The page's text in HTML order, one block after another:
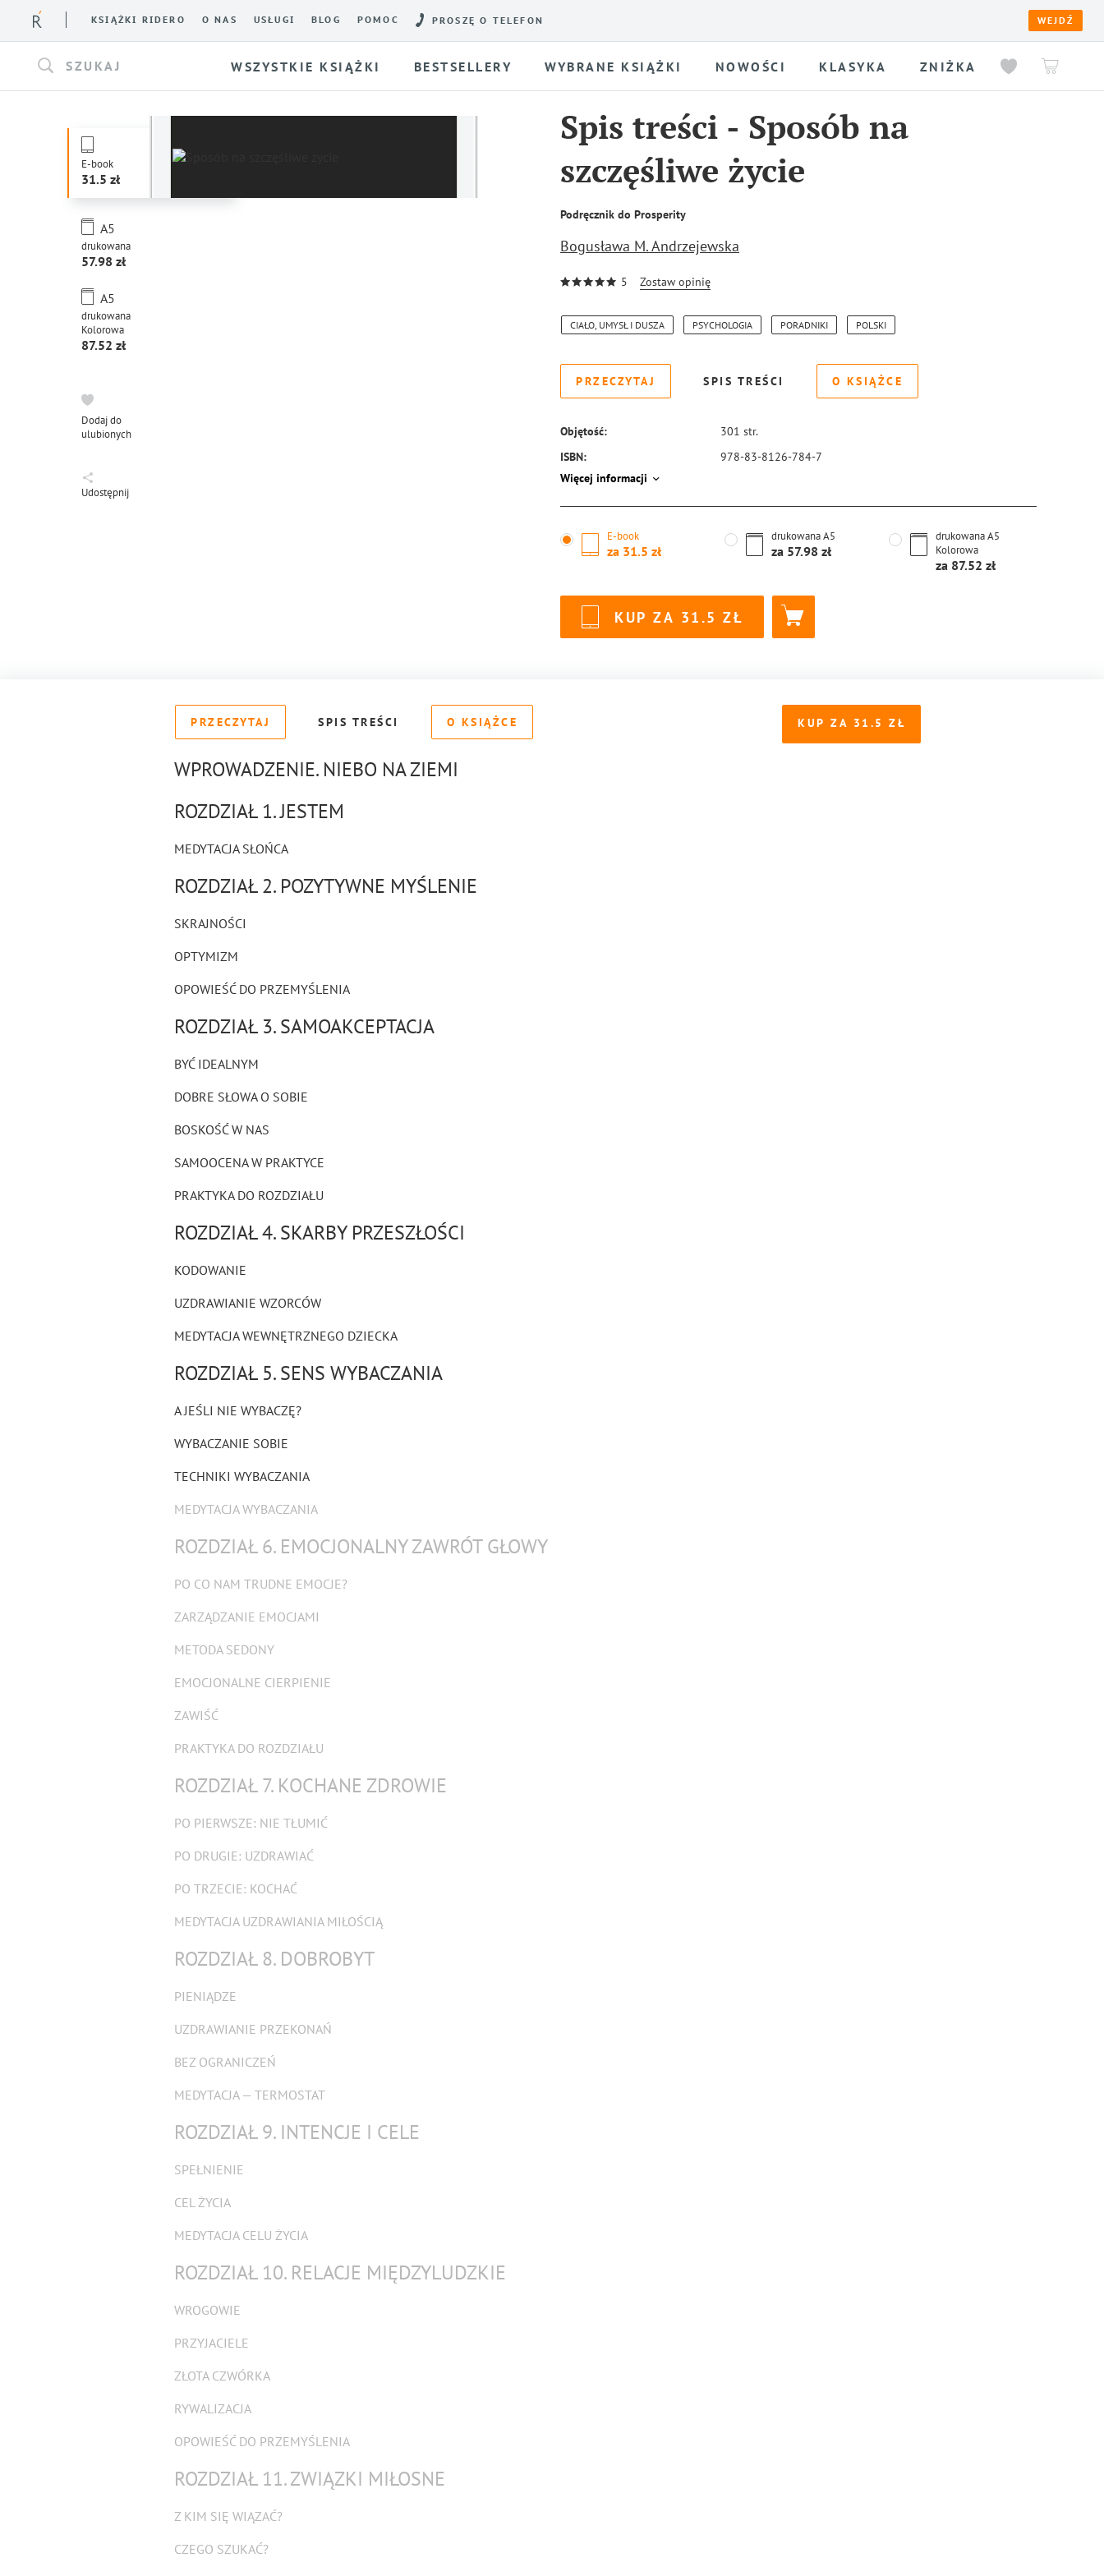
KSIĄŻKI RIDERO O NAS USŁUGI BLOG POMOC PROSZĘ O TELEFON WEJDŹ
SZUKAJ WSZYSTKIE KSIĄŻKI BESTSELLERY WYBRANE KSIĄŻKI NOWOŚCI KLASYKA ZNIŻKA
E-book
31.5
drukowana
A5
57.98
drukowana
A5
Kolorowa
87.52
Dodaj do
ulubionych
Udostępnij
Spis treści - Sposób na
szczęśliwe życie
Podręcznik do Prosperity
Bogusława M. Andrzejewska
5 Zostaw opinię
CIAŁO, UMYSŁ I DUSZA PSYCHOLOGIA PORADNIKI POLSKI
PRZECZYTAJ SPIS TREŚCI O KSIĄŻCE
Objętość: 301 str.
ISBN:
978-83-8126-784-7
Więcej informacji
E-book
za 31.5
drukowanaA5
za 57.98
drukowanaA5
Kolorowa
za 87.52
KUP ZA 31.5
KUP ZA 31.5
PRZECZYTAJ SPIS TREŚCI O KSIĄŻCE
WPROWADZENIE. NIEBO NA ZIEMI
ROZDZIAŁ 1. JESTEM
MEDYTACJA SŁOŃCA
ROZDZIAŁ 2. POZYTYWNE MYŚLENIE
SKRAJNOŚCI
OPTYMIZM
OPOWIEŚĆ DO PRZEMYŚLENIA
ROZDZIAŁ 3. SAMOAKCEPTACJA
BYĆ IDEALNYM
DOBRE SŁOWA O SOBIE
BOSKOŚĆ W NAS
SAMOOCENA W PRAKTYCE
PRAKTYKA DO ROZDZIAŁU
ROZDZIAŁ 4. SKARBY PRZESZŁOŚCI
KODOWANIE
UZDRAWIANIE WZORCÓW
MEDYTACJA WEWNĘTRZNEGO DZIECKA
ROZDZIAŁ 5. SENS WYBACZANIA
A JEŚLI NIE WYBACZĘ?
WYBACZANIE SOBIE
TECHNIKI WYBACZANIA
MEDYTACJA WYBACZANIA
ROZDZIAŁ 6. EMOCJONALNY ZAWRÓT GŁOWY
PO CO NAM TRUDNE EMOCJE?
ZARZĄDZANIE EMOCJAMI
METODA SEDONY
EMOCJONALNE CIERPIENIE
ZAWIŚĆ
PRAKTYKA DO ROZDZIAŁU
ROZDZIAŁ 7. KOCHANE ZDROWIE
PO PIERWSZE: NIE TŁUMIĆ
PO DRUGIE: UZDRAWIAĆ
PO TRZECIE: KOCHAĆ
MEDYTACJA UZDRAWIANIA MIŁOŚCIĄ
ROZDZIAŁ 8. DOBROBYT
PIENIĄDZE
UZDRAWIANIE PRZEKONAŃ
BEZ OGRANICZEŃ
MEDYTACJA — TERMOSTAT
ROZDZIAŁ 9. INTENCJE I CELE
SPEŁNIENIE
CEL ŻYCIA
MEDYTACJA CELU ŻYCIA
ROZDZIAŁ 10. RELACJE MIĘDZYLUDZKIE
WROGOWIE
PRZYJACIELE
ZŁOTA CZWÓRKA
RYWALIZACJA
OPOWIEŚĆ DO PRZEMYŚLENIA
ROZDZIAŁ 11. ZWIĄZKI MIŁOSNE
Z KIM SIĘ WIĄZAĆ?
CZEGO SZUKAĆ?